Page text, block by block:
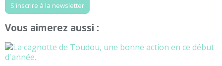
S'inscrire à la newsletter
Vous aimerez aussi :